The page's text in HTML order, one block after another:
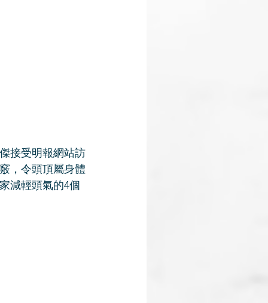
接受明報網站訪
，令頭頂屬身體
減輕頭氣的4個